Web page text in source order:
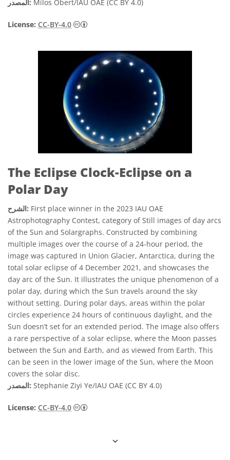
المصدر: Milos Obert/IAU OAE (CC BY 4.0)
License: CC-BY-4.0
The Eclipse Clock-Eclipse on a
Polar Day
الشرح: First place winner in the 2023 IAU OAE
Astrophotography Contest, category of Still images of day arcs
of the Sun and Solargraphs. Constructed by combining
multiple images over the course of a 24-hour period, the
image was captured in Union Glacier, Antarctica, during the
total solar eclipse of 4 December 2021, and showcases the
day arc of the Sun. It illustrates the unique phenomenon of a
polar day, during which the Sun travels around the sky
without setting. During polar days, areas within the polar
circles experience 24 hours of continuous daylight, and the
Sun doesn’t set for an extended period. The image also offers
a rare perspective of a solar eclipse, where the Moon passes
between the Sun and Earth, and as viewed from Earth. This
can be seen in the lower image of the Sun, where the Moon
covers the solar disc.
المصدر: Stephanie Ziyi Ye/IAU OAE (CC BY 4.0)
License: CC-BY-4.0